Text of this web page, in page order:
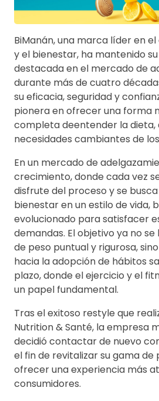
BiManán, una marca líder en
y el bienestar, ha mantenido
destacada en el mercado de
durante más de cuatro
su eficacia, seguridad y
pionera en ofrecer una forma
completa deentender la dieta,
necesidades cambiantes de
En un mercado de
crecimiento, donde cada vez
disfrute del proceso y se
bienestar en un estilo de vida,
evolucionado para satisfacer
demandas. El objetivo ya no
de peso puntual y rigurosa,
hacia la adopción de hábitos
plazo, donde el ejercicio y el
un papel fundamental.
Tras el exitoso restyle que
Nutrition & Santé, la empresa
decidió contactar de nuevo
el fin de revitalizar su gama de
ofrecer una experiencia más
consumidores.